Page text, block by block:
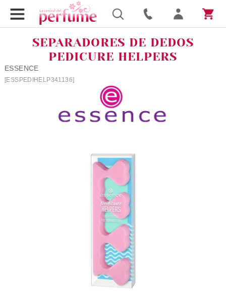
SEPARADORES DE DEDOS
PEDICURE HELPERS
ESSENCE
[ESSPEDIHELP341136]